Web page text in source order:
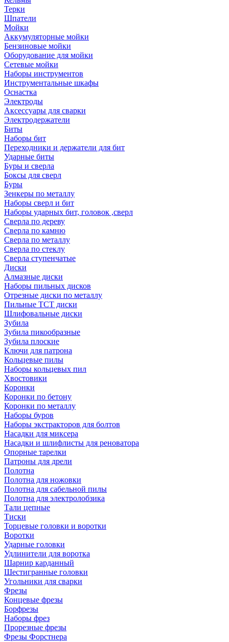
Терки
Шпатели
Мойки
Аккумуляторные мойки
Бензиновые мойки
Оборудование для мойки
Сетевые мойки
Наборы инструментов
Инструментальные шкафы
Оснастка
Электроды
Аксессуары для сварки
Электродержатели
Биты
Наборы бит
Переходники и держатели для бит
Ударные биты
Буры и сверла
Боксы для сверл
Буры
Зенкеры по металлу
Наборы сверл и бит
Наборы ударных бит, головок ,сверл
Сверла по дереву
Сверла по камню
Сверла по металлу
Сверла по стеклу
Сверла ступенчатые
Диски
Алмазные диски
Наборы пильных дисков
Отрезные диски по металлу
Пильные TCT диски
Шлифовальные диски
Зубила
Зубила пикообразные
Зубила плоские
Ключи для патрона
Кольцевые пилы
Наборы кольцевых пил
Хвостовики
Коронки
Коронки по бетону
Коронки по металлу
Наборы буров
Наборы экстракторов для болтов
Насадки для миксера
Насадки и шлифлисты для реноватора
Опорные тарелки
Патроны для дрели
Полотна
Полотна для ножовки
Полотна для сабельной пилы
Полотна для электролобзика
Тали цепные
Тиски
Торцевые головки и воротки
Воротки
Ударные головки
Удлинители для воротка
Шарнир карданный
Шестигранные головки
Угольники для сварки
Фрезы
Концевые фрезы
Борфрезы
Наборы фрез
Прорезные фрезы
Фрезы Форстнера